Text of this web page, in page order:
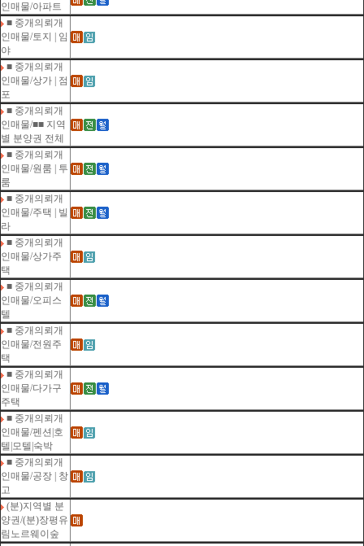
인매물/아파트
■ 중개의뢰개
인매물/토지 | 임
야
■ 중개의뢰개
인매물/상가 | 점
포
■ 중개의뢰개
인매물/■■ 지역
별 분양권 전체
■ 중개의뢰개
인매물/원룸 | 투
룸
■ 중개의뢰개
인매물/주택 | 빌
라
■ 중개의뢰개
인매물/상가주
택
■ 중개의뢰개
인매물/오피스
텔
■ 중개의뢰개
인매물/전원주
택
■ 중개의뢰개
인매물/다가구
주택
■ 중개의뢰개
인매물/펜션|호
텔|모텔|숙박
■ 중개의뢰개
인매물/공장 | 창
고
(분)지역별 분
양권/(분)장평유
림노르웨이숲